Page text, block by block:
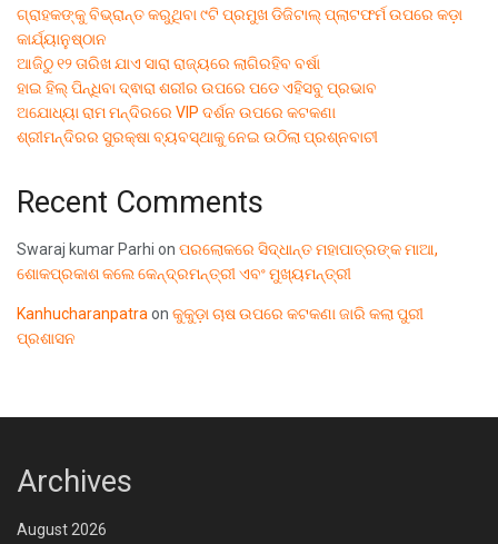
ଗ୍ରାହକଙ୍କୁ ବିଭ୍ରାନ୍ତ କରୁଥିବା ୯ଟି ପ୍ରମୁଖ ଡିଜିଟାଲ୍ ପ୍ଲାଟଫର୍ମ ଉପରେ କଡ଼ା
କାର୍ଯ୍ୟାନୁଷ୍ଠାନ
ଆଜିଠୁ ୧୨ ତାରିଖ ଯାଏ ସାରା ରାଜ୍ୟରେ ଲାଗିରହିବ ବର୍ଷା
ହାଇ ହିଲ୍ ପିନ୍ଧିବା ଦ୍ଵାରା ଶରୀର ଉପରେ ପଡେ ଏହିସବୁ ପ୍ରଭାବ
ଅଯୋଧ୍ୟା ରାମ ମନ୍ଦିରରେ VIP ଦର୍ଶନ ଉପରେ କଟକଣା
ଶ୍ରୀମନ୍ଦିରର ସୁରକ୍ଷା ବ୍ୟବସ୍ଥାକୁ ନେଇ ଉଠିଲା ପ୍ରଶ୍ନବାଚୀ
Recent Comments
Swaraj kumar Parhi on ପରଲୋକରେ ସିଦ୍ଧାନ୍ତ ମହାପାତ୍ରଙ୍କ ମାଆ,
ଶୋକପ୍ରକାଶ କଲେ କେନ୍ଦ୍ରମନ୍ତ୍ରୀ ଏବଂ ମୁଖ୍ୟମନ୍ତ୍ରୀ
Kanhucharanpatraon କୁକୁଡ଼ା ଚାଷ ଉପରେ କଟକଣା ଜାରି କଲା ପୁରୀ
ପ୍ରଶାସନ
Archives
August 2026